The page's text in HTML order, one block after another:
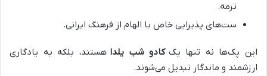
ترمه.
ست‌های پذیرایی خاص با الهام از فرهنگ ایرانی.
این پک‌ها نه تنها یک کادو شب یلدا هستند، بلکه به یادگاری
ارزشمند و ماندگار تبدیل می‌شوند.